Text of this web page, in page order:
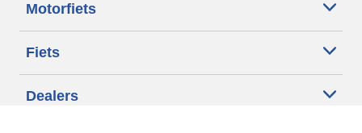
Motorfiets
Fiets
Dealers